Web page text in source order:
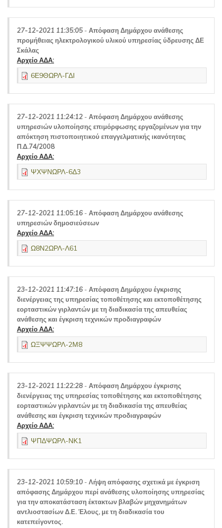
27-12-2021 11:35:05 - Απόφαση Δημάρχου ανάθεσης
προμήθειας ηλεκτρολογικού υλικού υπηρεσίας ύδρευσης ΔΕ
Σκάλας
Αρχείο ΑΔΑ:
6Ε9ΘΩΡΛ-ΓΔΙ
27-12-2021 11:24:12 - Απόφαση Δημάρχου ανάθεσης
υπηρεσιών υλοποίησης επιμόρφωσης εργαζομένων για την
απόκτηση πιστοποιητικού επαγγελματικής ικανότητας
Π.Δ.74/2008
Αρχείο ΑΔΑ:
ΨΧΨΝΩΡΛ-6Δ3
27-12-2021 11:05:16 - Απόφαση Δημάρχου ανάθεσης
υπηρεσιών δημοσιεύσεων
Αρχείο ΑΔΑ:
Ω8Ν2ΩΡΛ-Λ61
23-12-2021 11:47:16 - Απόφαση Δημάρχου έγκρισης
διενέργειας της υπηρεσίας τοποθέτησης και εκτοποθέτησης
εορταστικών γιρλαντών με τη διαδικασία της απευθείας
ανάθεσης και έγκριση τεχνικών προδιαγραφών
Αρχείο ΑΔΑ:
ΩΞΨΨΩΡΛ-2Μ8
23-12-2021 11:22:28 - Απόφαση Δημάρχου έγκρισης
διενέργειας της υπηρεσίας τοποθέτησης και εκτοποθέτησης
εορταστικών γιρλαντών με τη διαδικασία της απευθείας
ανάθεσης και έγκριση τεχνικών προδιαγραφών
Αρχείο ΑΔΑ:
ΨΠΔΨΩΡΛ-ΝΚ1
23-12-2021 10:59:10 - Λήψη απόφασης σχετικά με έγκριση
απόφασης Δημάρχου περί ανάθεσης υλοποίησης υπηρεσίας
για την αποκατάσταση έκτακτων βλαβών μηχανημάτων
αντλιοστασίων Δ.Ε. Έλους, με τη διαδικασία του
κατεπείγοντος.